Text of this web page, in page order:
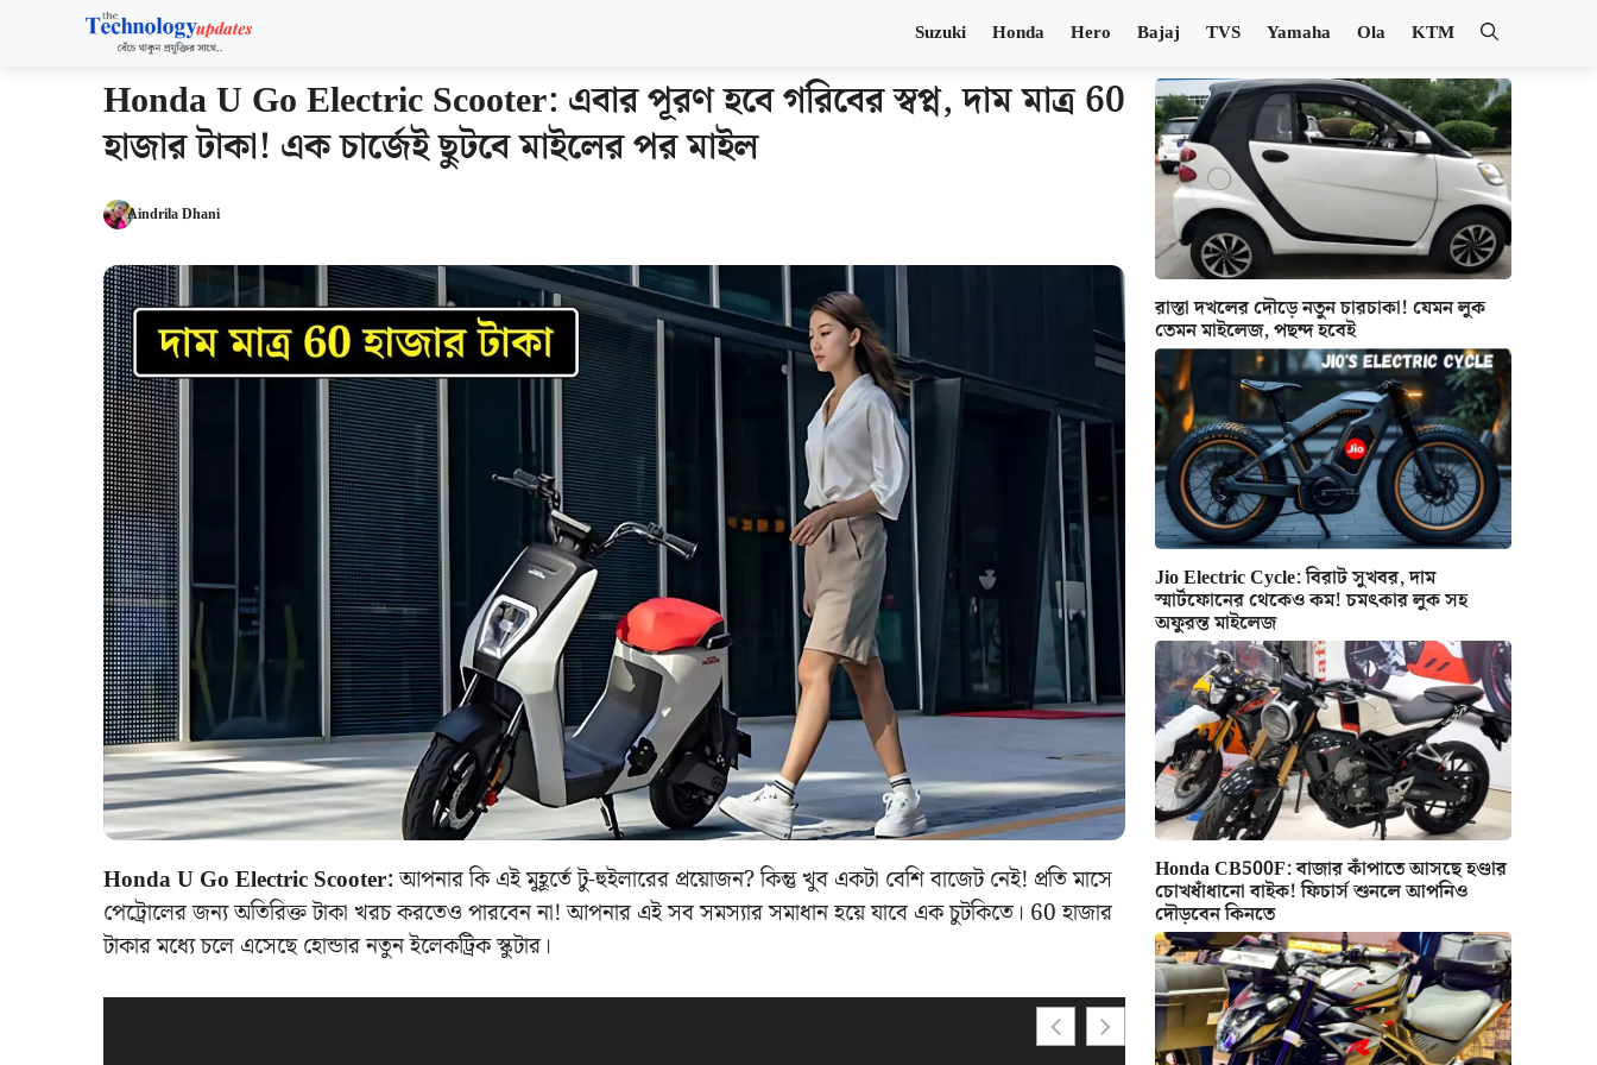
Suzuki Honda Hero Bajaj TVS Yamaha Ola KTM
Honda U Go Electric Scooter: এবার পূরণ হবে গরিবের স্বপ্ন, দাম মাত্র 60
হাজার টাকা! এক চার্জেই ছুটবে মাইলের পর মাইল
Aindrila Dhani
Honda U Go Electric Scooter:আপনার কি এই মুহূর্তে টু-হুইলারের প্রয়োজন? কিন্তু খুব একটা বেশি বাজেট নেই! প্রতি মাসে
পেট্রোলের জন্য অতিরিক্ত টাকা খরচ করতেও পারবেন না! আপনার এই সব সমস্যার সমাধান হয়ে যাবে এক চুটকিতে। 60 হাজার
টাকার মধ্যে চলে এসেছে হোন্ডার নতুন ইলেকট্রিক স্কুটার।
রাস্তা দখলের দৌড়ে নতুন চারচাকা! যেমন লুক
তেমন মাইলেজ, পছন্দ হবেই
Jio Electric Cycle: বিরাট সুখবর, দাম
স্মার্টফোনের থেকেও কম! চমৎকার লুক সহ
অফুরন্ত মাইলেজ
Honda CB500F: বাজার কাঁপাতে আসছে হণ্ডার
চোখধাঁধানো বাইক! ফিচার্স শুনলে আপনিও
দৌড়বেন কিনতে